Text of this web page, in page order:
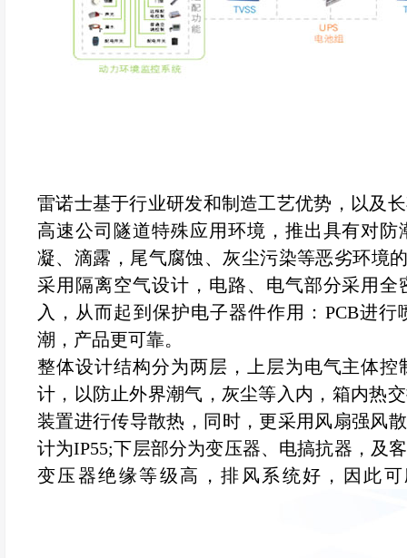
雷诺士基于行业研发和制造工艺优势，以及
高速公司隧道特殊应用环境，推出具有对
凝、滴露，尾气腐蚀、灰尘污染等恶劣环境
采用隔离空气设计，电路、电气部分采用
入，从而起到保护电子器件作用：PCB进
潮，产品更可靠。
整体设计结构分为两层，上层为电气主体
计，以防止外界潮气，灰尘等入内，箱内热
装置进行传导散热，同时，更采用风扇强风
计为IP55;下层部分为变压器、电搞抗器，及
变压器绝缘等级高，排风系统好，因此